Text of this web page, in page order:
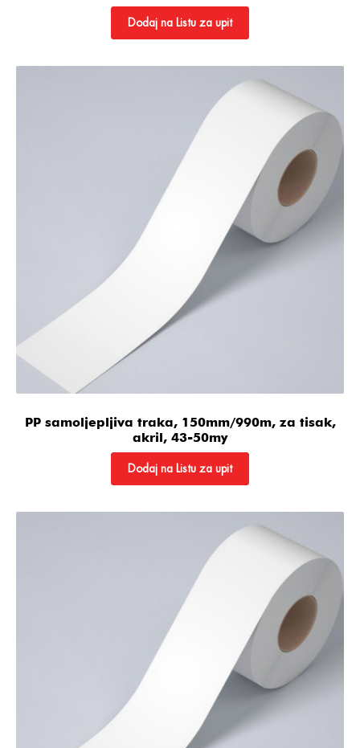
Dodaj na Listu za upit
PP samoljepljiva traka, 150mm/990m, za tisak,
akril, 43-50my
Dodaj na Listu za upit